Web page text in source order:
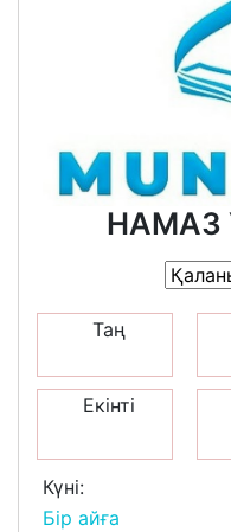
НАМАЗ
Таң
Екінті
Күні:
Бір айға